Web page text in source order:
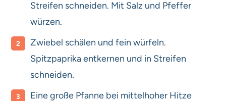
Streifen schneiden. Mit Salz und Pfeffer
würzen.
Zwiebel schälen und fein würfeln.
Spitzpaprika entkernen und in Streifen
schneiden.
Eine große Pfanne bei mittelhoher Hitze